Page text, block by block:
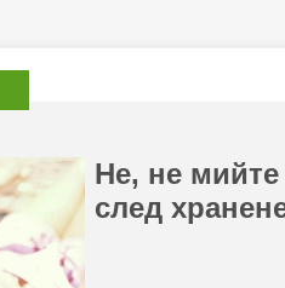
Не, не мийте
след